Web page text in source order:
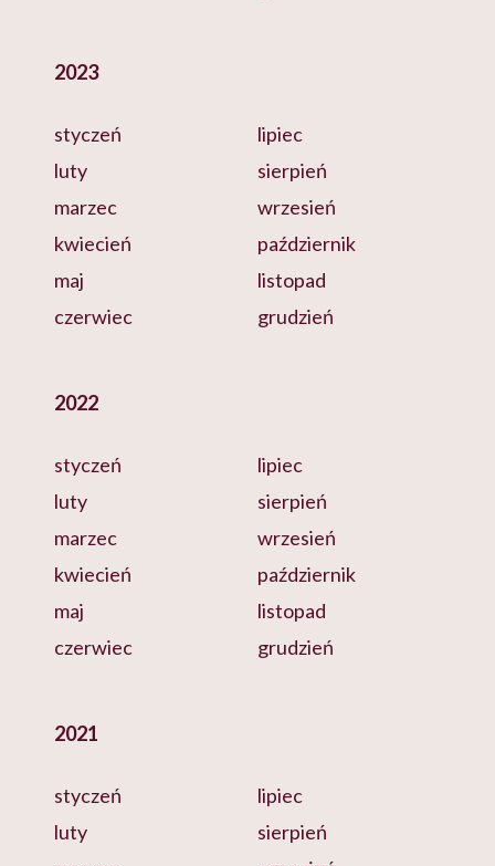
2023
styczeń
luty
marzec
kwiecień
maj
czerwiec
lipiec
sierpień
wrzesień
październik
listopad
grudzień
2022
styczeń
luty
marzec
kwiecień
maj
czerwiec
lipiec
sierpień
wrzesień
październik
listopad
grudzień
2021
styczeń
luty
lipiec
sierpień